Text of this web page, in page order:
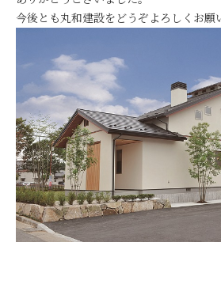
今後とも丸和建設をどうぞよろしくお願